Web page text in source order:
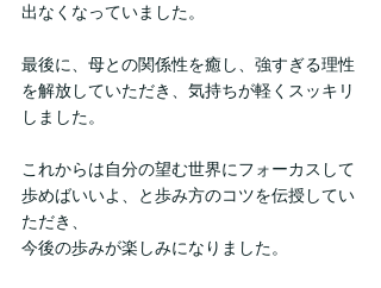
出なくなっていました。
最後に、母との関係性を癒し、強すぎる理性
を解放していただき、気持ちが軽くスッキリ
しました。
これからは自分の望む世界にフォーカスして
歩めばいいよ、と歩み方のコツを伝授してい
ただき、
今後の歩みが楽しみになりました。